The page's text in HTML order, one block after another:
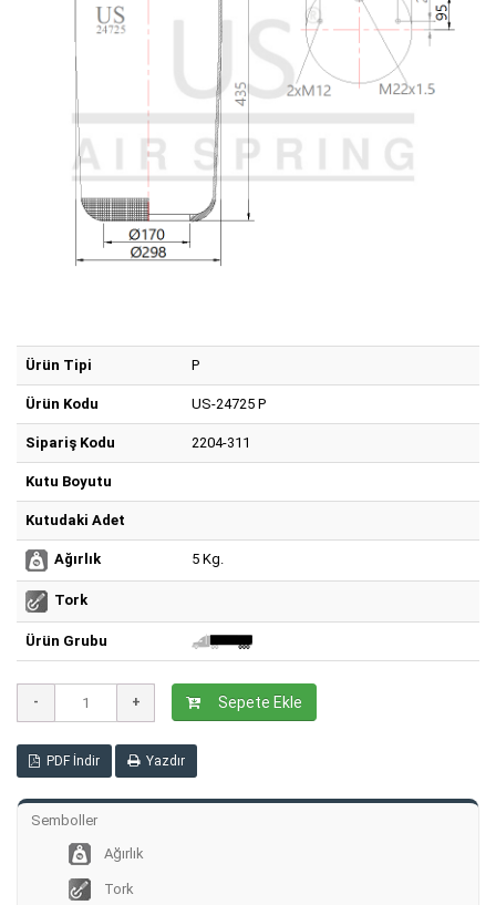
Ürün Tipi P
Ürün Kodu US-24725 P
Sipariş Kodu 2204-311
Kutu Boyutu
Kutudaki Adet
Ağırlık 5 Kg.
Tork
Ürün Grubu
Sepete Ekle
PDF İndir Yazdır
Semboller
Ağırlık
Tork